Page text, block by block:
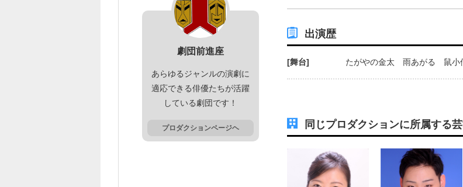
劇団前進座
あらゆるジャンルの演劇に
適応できる俳優たちが活躍
している劇団です！
プロダクションページヘ
出演歴
[舞台] たがやの金太 雨あがる 鼠
同じプロダクションに所属する